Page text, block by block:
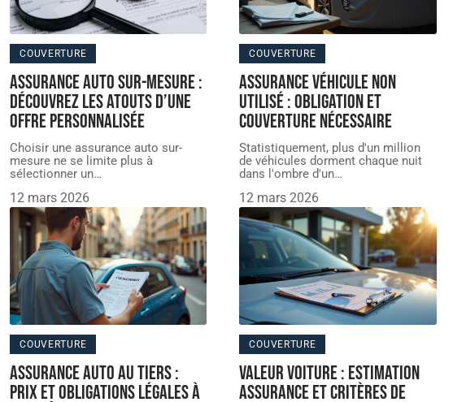
COUVERTURE
Assurance auto sur-mesure :
découvrez les atouts d’une
offre personnalisée
Choisir une assurance auto sur-
mesure ne se limite plus à
sélectionner un…
12 mars 2026
COUVERTURE
Assurance véhicule non
utilisé : obligation et
couverture nécessaire
Statistiquement, plus d'un million
de véhicules dorment chaque nuit
dans l'ombre d'un…
12 mars 2026
COUVERTURE
Assurance auto au tiers :
prix et obligations légales à
COUVERTURE
Valeur voiture : Estimation
assurance et critères de